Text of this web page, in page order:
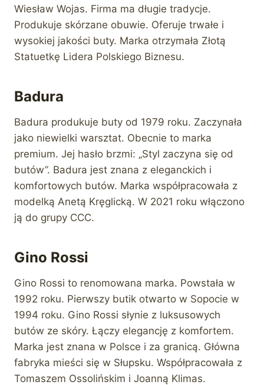
Wiesław Wojas. Firma ma długie tradycje.
Produkuje skórzane obuwie. Oferuje trwałe i
wysokiej jakości buty. Marka otrzymała Złotą
Statuetkę Lidera Polskiego Biznesu.
Badura
Badura produkuje buty od 1979 roku. Zaczynała
jako niewielki warsztat. Obecnie to marka
premium. Jej hasło brzmi: „Styl zaczyna się od
butów”. Badura jest znana z eleganckich i
komfortowych butów. Marka współpracowała z
modelką Anetą Kręglicką. W 2021 roku włączono
ją do grupy CCC.
Gino Rossi
Gino Rossi to renomowana marka. Powstała w
1992 roku. Pierwszy butik otwarto w Sopocie w
1994 roku. Gino Rossi słynie z luksusowych
butów ze skóry. Łączy elegancję z komfortem.
Marka jest znana w Polsce i za granicą. Główna
fabryka mieści się w Słupsku. Współpracowała z
Tomaszem Ossolińskim i Joanną Klimas.